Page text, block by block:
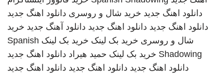
دانلود اهنگ جدید خرید شال و روسری دانلود اهنگ جدید
دانلود اهنگ جدید دانلود اهنگ جدید دانلود آهنگ جدید خرید
شال و روسری خرید بک لینک خرید بک لینک Spanish
Shadowing خرید بک لینک حمید هیراد دانلود اهنگ جدید
دانلود اهنگ جدید دانلود اهنگ جدید دانلود اهنگ جدید